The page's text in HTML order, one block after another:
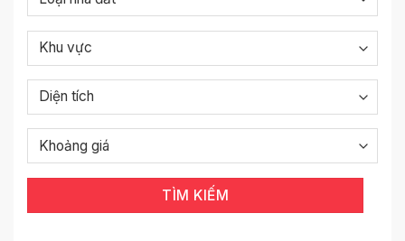
TÌM KIẾM